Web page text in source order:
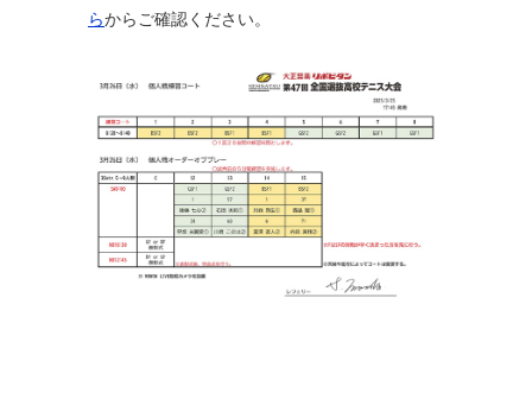
らからご確認ください。